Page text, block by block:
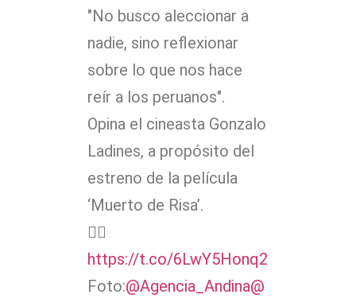
"No busco aleccionar a
nadie, sino reflexionar
sobre lo que nos hace
reír a los peruanos".
Opina el cineasta Gonzalo
Ladines, a propósito del
estreno de la película
‘Muerto de Risa’.
👉🏽
https://t.co/6LwY5Honq2
Foto:@Agencia_Andina@